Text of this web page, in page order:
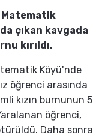
Matematik
çıkan kavgada
kırıldı.
Köyü'nde
öğrenci arasında
kızın burnunun 5
öğrenci,
Daha sonra